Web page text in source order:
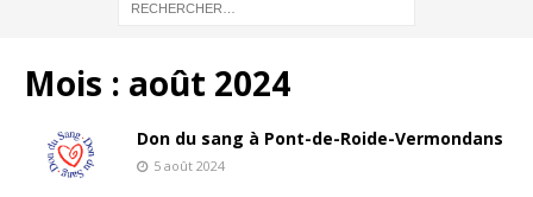
Mois : août 2024
Don du sang à Pont-de-Roide-Vermondans
5 août 2024